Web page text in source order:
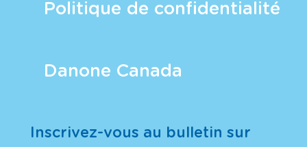
Politique de confidentialité
Danone Canada
Inscrivez-vous au bulletin sur